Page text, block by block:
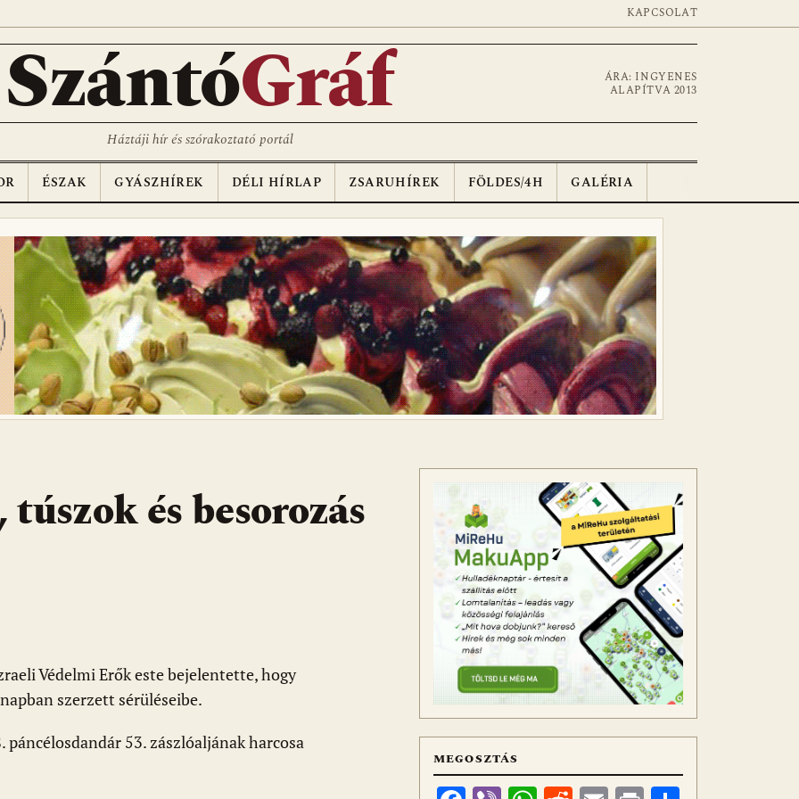
KAPCSOLAT
SzántóGráf
ÁRA: INGYENES
ALAPÍTVA 2013
Háztáji hír és szórakoztató portál
ÉSZAK GYÁSZHÍREK DÉLI HÍRLAP ZSARUHÍREK FÖLDES/4H GALÉRIA
és besorozás
Védelmi Erők este bejelentette, hogy
szerzett sérüléseibe.
53. zászlóaljának harcosa
MEGOSZTÁS